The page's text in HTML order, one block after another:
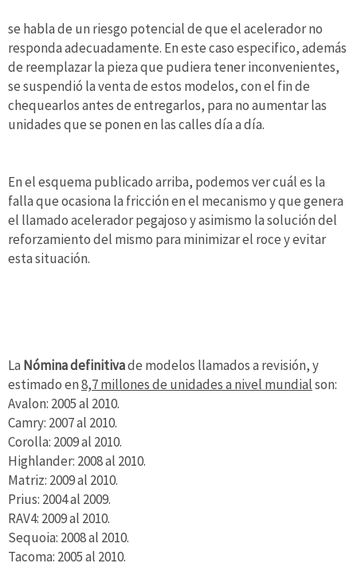
se habla de un riesgo potencial de que el acelerador no
responda adecuadamente. En este caso especifico, además
de reemplazar la pieza que pudiera tener inconvenientes,
se suspendió la venta de estos modelos, con el fin de
chequearlos antes de entregarlos, para no aumentar las
unidades que se ponen en las calles día a día.
En el esquema publicado arriba, podemos ver cuál es la
falla que ocasiona la fricción en el mecanismo y que genera
el llamado acelerador pegajoso y asimismo la solución del
reforzamiento del mismo para minimizar el roce y evitar
esta situación.
La Nómina definitivade modelos llamados a revisión, y
estimado en8,7 millones de unidades a nivel mundialson:
Avalon: 2005 al 2010.
Camry: 2007 al 2010.
Corolla: 2009 al 2010.
Highlander: 2008 al 2010.
Matriz: 2009 al 2010.
Prius: 2004 al 2009.
RAV4: 2009 al 2010.
Sequoia: 2008 al 2010.
Tacoma: 2005 al 2010.